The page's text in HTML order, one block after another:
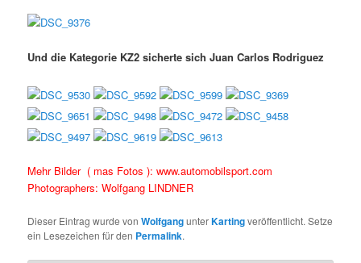
Und die Kategorie KZ2 sicherte sich Juan Carlos Rodriguez
Mehr Bilder ( mas Fotos ):www.automobilsport.com
Photographers: Wolfgang LINDNER
Dieser Eintrag wurde vonWolfgangunterKartingveröffentlicht. Setze
ein Lesezeichen für den Permalink.